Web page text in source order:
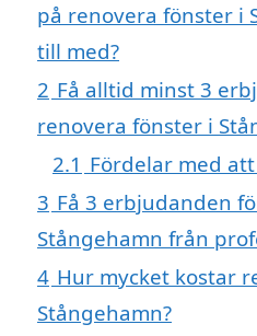
på renovera fönster i
till med?
2 Få alltid minst 3
renovera fönster i
2.1 Fördelar med
3 Få 3 erbjudanden
Stångehamn från
4 Hur mycket kostar
Stångehamn?